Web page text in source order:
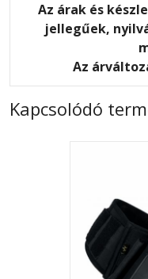
Az árak és
jellegűek,
Az
Kapcsolódó